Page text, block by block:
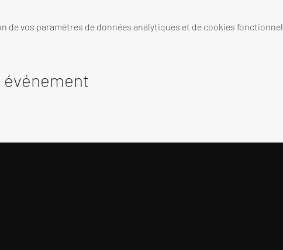
de vos paramètres de données analytiques et de cookies